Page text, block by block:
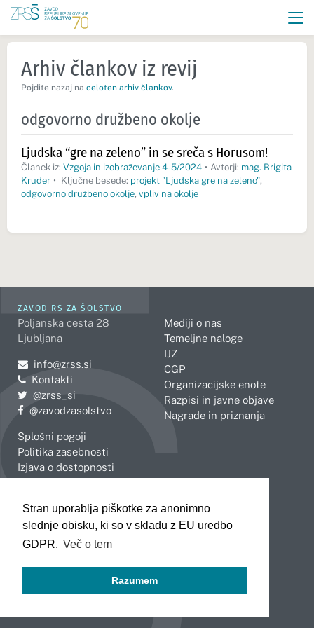
Stran uporablja piškotke za anonimno
slednje obisku, ki so v skladu z EU uredbo
GDPR. Več o tem
Razumem
Arhiv člankov iz revij
Pojdite nazaj na celoten arhiv člankov.
odgovorno družbeno okolje
Ljudska “gre na zeleno” in se sreča s Horusom!
Članek iz: Vzgoja in izobraževanje 4-5/2024 • Avtorji: mag. Brigita
Kruder • Ključne besede: projekt "Ljudska gre na zeleno",
odgovorno družbeno okolje, vpliv na okolje
ZAVOD RS ZA ŠOLSTVO
Poljanska cesta 28
Ljubljana
Pošljite e-mail na
info@zrss.si
Kontakti
Pojdite na Twitter:
@zrss_si
Pojdite na Facebook:
@zavodzasolstvo
Splošni pogoji
Politika zasebnosti
Izjava o dostopnosti
Mediji o nas
Temeljne naloge
IJZ
CGP
Organizacijske enote
Razpisi in javne objave
Nagrade in priznanja
Celje
Koper
Kranj
Novo mesto
Slovenj Gradec